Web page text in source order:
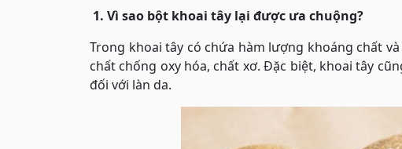
1. Vì sao bột khoai tây lại được ưa chuộng?
Trong khoai tây có chứa hàm lượng khoáng chất
chất chống oxy hóa, chất xơ. Đặc biệt, khoai tây
đối với làn da.